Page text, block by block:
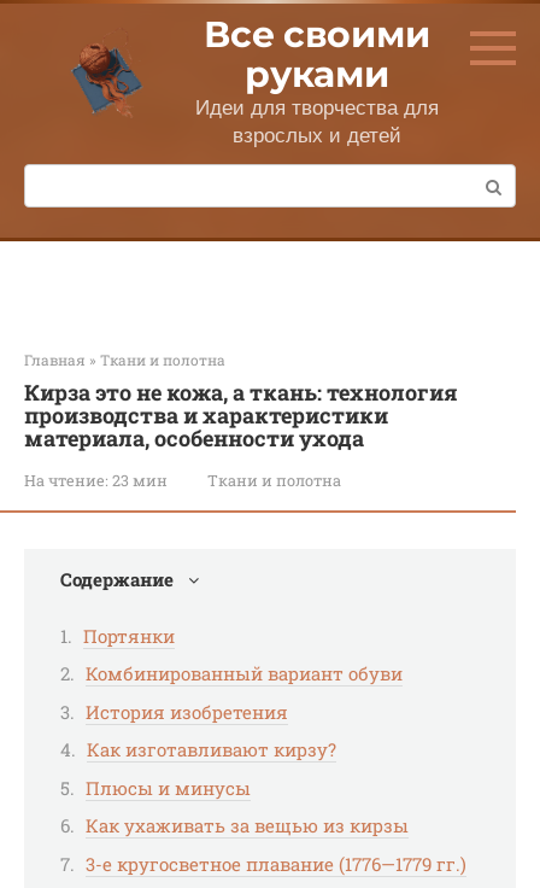
Перейти
контенту
Все своими
руками
Идеи для творчества для
взрослых и детей
Поиск:
Главная » Ткани и полотна
Кирза это не кожа, а ткань: технология
производства и характеристики
материала, особенности ухода
На чтение: 23 мин Ткани и полотна
Содержание
Портянки
Комбинированный вариант обуви
История изобретения
Как изготавливают кирзу?
Плюсы и минусы
Как ухаживать за вещью из кирзы
3-е кругосветное плавание (1776—1779 гг.)